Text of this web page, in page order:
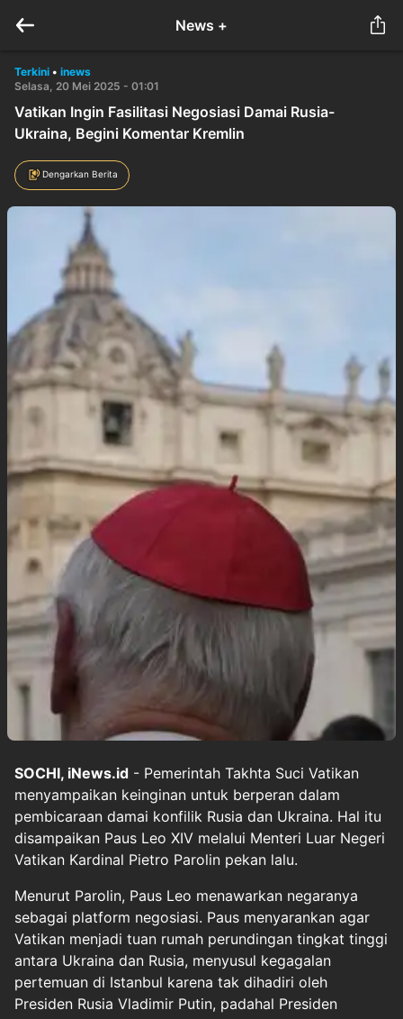
News +
Terkini • inews
Selasa, 20 Mei 2025 - 01:01
Vatikan Ingin Fasilitasi Negosiasi Damai Rusia-
Ukraina, Begini Komentar Kremlin
Dengarkan Berita
SOCHI, iNews.id - Pemerintah Takhta Suci Vatikan
menyampaikan keinginan untuk berperan dalam
pembicaraan damai konfilik Rusia dan Ukraina. Hal itu
disampaikan Paus Leo XIV melalui Menteri Luar Negeri
Vatikan Kardinal Pietro Parolin pekan lalu.
Menurut Parolin, Paus Leo menawarkan negaranya
sebagai platform negosiasi. Paus menyarankan agar
Vatikan menjadi tuan rumah perundingan tingkat tinggi
antara Ukraina dan Rusia, menyusul kegagalan
pertemuan di Istanbul karena tak dihadiri oleh
Presiden Rusia Vladimir Putin, padahal Presiden